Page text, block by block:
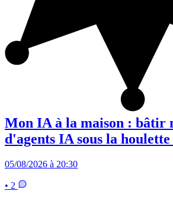
Mon IA à la maison : bâtir
d'agents IA sous la
05/08/2026 à 20:30
• 2